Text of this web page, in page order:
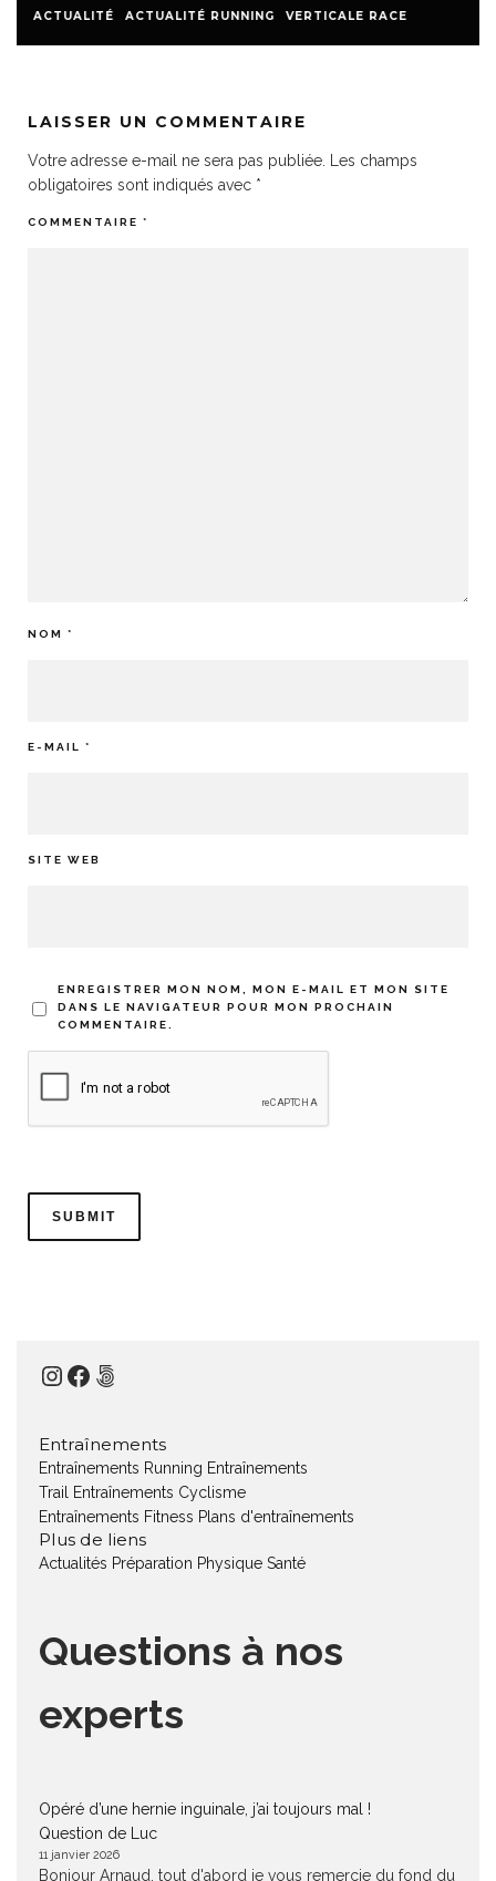
ACTUALITÉ ACTUALITÉ RUNNING VERTICALE RACE
LAISSER UN COMMENTAIRE
Votre adresse e-mail ne sera pas publiée.
Les champs
obligatoires sont indiqués avec *
COMMENTAIRE *
NOM *
E-MAIL *
SITE WEB
ENREGISTRER MON NOM, MON E-MAIL ET MON SITE
DANS LE NAVIGATEUR POUR MON PROCHAIN
COMMENTAIRE.
Instagram
Facebook
500px
Entraînements
Entraînements Running Entraînements
Trail
Entraînements Cyclisme
Entraînements Fitness Plans d'entraînements
Plus de liens
Actualités Préparation Physique Santé
Questions à nos
experts
Opéré d’une hernie inguinale, j’ai toujours mal !
Question de Luc
11 janvier 2026
Bonjour Arnaud, tout d'abord je vous remercie du fond du